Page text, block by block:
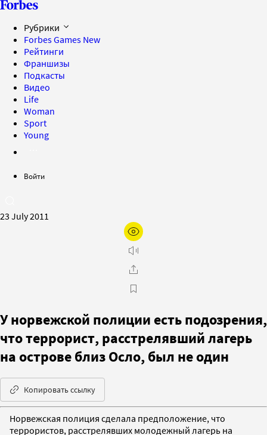
Рубрики
Forbes Games New
Рейтинги
Франшизы
Подкасты
Видео
Life
Woman
Sport
Young
Войти
23 July 2011
У норвежской полиции есть подозрения,
что террорист, расстрелявший лагерь
на острове близ Осло, был не один
Копировать ссылку
Норвежская полиция сделала предположение, что
террористов, расстрелявших молодежный лагерь на